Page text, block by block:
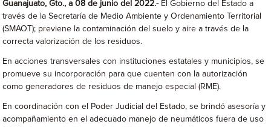
Guanajuato, Gto., a 08 de junio del 2022.-El Gobierno del Estado a
través de la Secretaría de Medio Ambiente y Ordenamiento Territorial
(SMAOT); previene la contaminación del suelo y aire a través de la
correcta valorización de los residuos.
En acciones transversales con instituciones estatales y municipios, se
promueve su incorporación para que cuenten con la autorización
como generadores de residuos de manejo especial (RME).
En coordinación con el Poder Judicial del Estado, se brindó asesoría y
acompañamiento en el adecuado manejo de neumáticos fuera de uso